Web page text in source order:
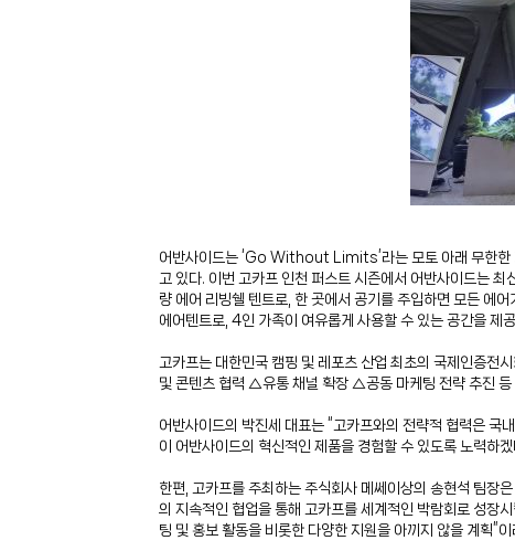
어반사이드는 ‘Go Without Limits’라는 모토 아래 무한한
고 있다. 이번 고카프 인천 퍼스트 시즌에서 어반사이드는
량 에어 리빙쉘 텐트로, 한 곳에서 공기를 주입하면 모든 에
에어텐트로, 4인 가족이 여유롭게 사용할 수 있는 공간을 제
고카프는 대한민국 캠핑 및 레포츠 산업 최초의 국제인증전
및 콘텐츠 협력 △유통 채널 확장 △공동 마케팅 전략 추진 등
어반사이드의 박진세 대표는 “고카프와의 전략적 협력은 국
이 어반사이드의 혁신적인 제품을 경험할 수 있도록 노력하겠
한편, 고카프를 주최하는 주식회사 메쎄이상의 송현석 팀장
의 지속적인 협업을 통해 고카프를 세계적인 박람회로 성장
팅 및 홍보 활동을 비롯한 다양한 지원을 아끼지 않을 계획”이